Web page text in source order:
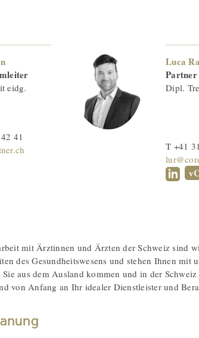
eidg.
41
Luca
Partner
Dipl.
T +41
mit Ärztinnen und Ärzten der Schweiz sind
des Gesundheitswesens und stehen Ihnen mit
aus dem Ausland kommen und in der Schweiz
von Anfang an Ihr idealer Dienstleister und